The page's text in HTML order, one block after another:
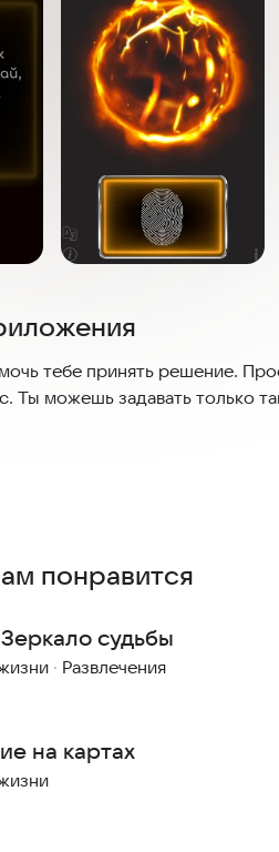
тебе принять решение.
Ты можешь задавать только
огненный шар,
детектор, который может
что все результаты
dev.com/
понравится
судьбы
· Развлечения
на картах